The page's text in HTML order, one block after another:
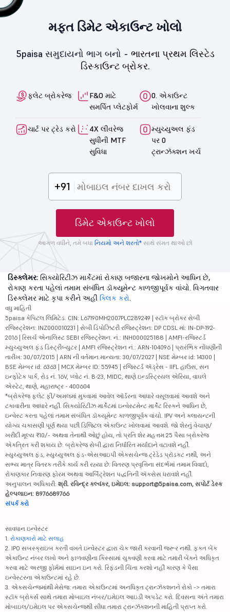
મફત ડિમેટ એકાઉન્ટ ખોલો
5paisa સમુદાયનો ભાગ બનો - ભારતના પ્રથમ લિસ્ટેડ
ડિસ્કાઉન્ટ બ્રોકર.
ફ્લેટ બ્રોકરેજ
F&O માટે
સમર્પિત પ્લેટફોર્મ
0. એકાઉન્ટ
ખોલવાના શુલ્ક
ચાર્ટ પર ટ્રેડ કરો
4X લીવરેજ
સુધીની MTF
સુવિધા
મ્યુચ્યુઅલ ફંડ
પર 0
ટ્રાન્ઝૅક્શન ખર્ચ
+91
ડિમેટ એકાઉન્ટ ખોલો
આગળ વધીને, તમે બધા નિયમો અને શરતો*સાથે સંમત થાઓ છો
ડિસ્ક્લેમર: સિક્યોરિટીઝ માર્કેટમાં રોકાણ બજારના જોખમોને આધિન છે,
રોકાણ કરતા પહેલાં તમામ સંબંધિત ડૉક્યૂમેન્ટ કાળજીપૂર્વક વાંચો. વિગતવાર
ડિસ્ક્લેમર માટે કૃપા કરીને અહીં ક્લિક કરો.
વધુ માહિતી
5paisa કેપિટલ લિમિટેડ. CIN: L67190MH2007PLC289249 | સ્ટૉક બ્રોકર સેબી
રજિસ્ટ્રેશન: INZ000010231 | સેબી ડિપોઝિટરી રજિસ્ટ્રેશન: DP CDSL માં: IN-DP-192-
2016 | રિસર્ચ એનાલિસ્ટ SEBI રજિસ્ટ્રેશન. નં.: INH000025188 | AMFI-રજિસ્ટર્ડ
મ્યુચ્યુઅલ ફંડ ડિસ્ટ્રીબ્યુટર | AMFI રજિસ્ટ્રેશન નં.: ARN-104096 | પ્રારંભિક નોંધણીની
તારીખ: 30/07/2015 | ARN ની વર્તમાન માન્યતા: 30/07/2027 | NSE મેમ્બર id: 14300 |
BSE મેમ્બર id: 6363 | MCX મેમ્બર ID: 55945 | રજિસ્ટર્ડ ઍડ્રેસ - IIFL હાઉસ, સન
ઇન્ફોટેક પાર્ક, રોડ નં. 16V, પ્લોટ નં. B-23, MIDC, થાણે ઇન્ડસ્ટ્રિયલ એરિયા, વાઘલે
એસ્ટેટ, થાણે, મહારાષ્ટ્ર - 400604
*બ્રોકરેજ ફ્લેટ ફી/અમલમાં મુકવામાં આવેલ ઑર્ડરના આધારે વસૂલવામાં આવશે અને
ટકાવારીના આધારે નહીં. સિક્યોરિટીઝ માર્કેટમાં ઇન્વેસ્ટમેન્ટ માર્કેટ રિસ્કને આધિન છે,
ઇન્વેસ્ટ કરતા પહેલાં તમામ સંબંધિત ડૉક્યૂમેન્ટ કાળજીપૂર્વક વાંચો. IPV અને ક્લાયન્ટની
યોગ્ય ચકાસણી પૂર્ણ થયા પછી ડિજિટલ એકાઉન્ટ ખોલવામાં આવશે. જો શેરનું વેચાણ/
ખરીદી મૂલ્ય ₹10/- અથવા તેનાથી ઓછું હોય, તો પ્રતિ શેર મહત્તમ 25 પૈસા બ્રોકરેજ
એકત્રિત કરી શકાય છે. બ્રોકરેજ સેબી દ્વારા નિર્ધારિત મર્યાદાને વટાવશે નહીં.
મ્યુચ્યુઅલ ફંડ, મ્યુચ્યુઅલ ફંડ-એસઆઇપી એક્સચેન્જ ટ્રેડેડ પ્રૉડક્ટ નથી, અને
સભ્ય માત્ર વિતરક તરીકે કાર્ય કરી રહ્યા છે. વિતરણ પ્રવૃત્તિના સંદર્ભમાં તમામ વિવાદો,
રોકાણકાર નિવારણ ફોરમ અથવા આર્બિટ્રેશન પદ્ધતિની ઍક્સેસ ધરાવશે નહીં.
અનુપાલન અધિકારી: શ્રી. રવિન્દ્ર કલ્વંકર, ઇમેઇલ: support@5paisa.com, સપોર્ટ ડેસ્ક
હેલ્પલાઇન: 8976689766
સંપર્ક કરો
સાવધાન ઇન્વેસ્ટર
1. રોકાણકારો માટે સલાહ
2. IPO સબસ્ક્રાઇબ કરતી વખતે ઇન્વેસ્ટર દ્વારા ચેક જારી કરવાની જરૂર નથી. ફક્ત બેંક
એકાઉન્ટ નંબર લખો અને ફાળવણીના કિસ્સામાં ચુકવણી કરવા માટે તમારી બેંકને અધિકૃત
કરવા માટે અરજી ફોર્મમાં સાઇન ઇન કરો. રિફંડની ચિંતા કરશો નહીં કારણ કે પૈસા
ઇન્વેસ્ટરના એકાઉન્ટમાં રહે છે.
3. એક્સચેન્જમાંથી મેસેજ: તમારા એકાઉન્ટમાં અનધિકૃત ટ્રાન્ઝૅક્શનને રોકો -> તમારા
સ્ટૉક બ્રોકર્સ સાથે તમારા મોબાઇલ નંબર/ઇમેઇલ આઇડી અપડેટ કરો. દિવસના અંતે તમારા
મોબાઇલ/ઇમેઇલ પર એક્સચેન્જથી સીધા તમારા ટ્રાન્ઝૅક્શનની માહિતી પ્રાપ્ત કરો.